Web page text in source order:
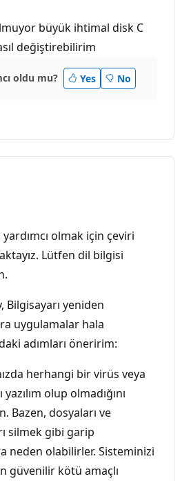
büyük ihtimal disk C
değiştirebilirim
oldu mu? Yes No
yardımcı olmak için çeviri
Lütfen dil bilgisi
Bilgisayarı yeniden
uygulamalar hala
adımları öneririm:
herhangi bir virüs veya
olup olmadığını
Bazen, dosyaları ve
silmek gibi garip
neden olabilirler. Sisteminizi
güvenilir kötü amaçlı